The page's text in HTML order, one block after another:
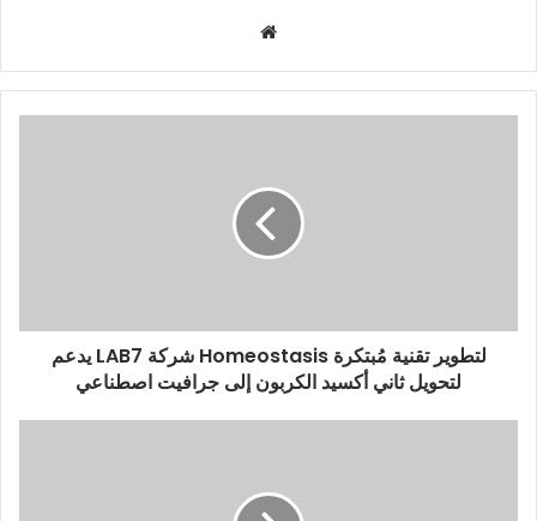
ثاني
أكسيديدعم LAB7 شركة Homeostasis لتطوير تقنية مُبتكرة
لتحويل ثاني أكسيد الكربون إلى جرافيت اصطناعي